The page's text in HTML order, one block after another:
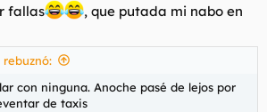
fallas
, que putada mi nabo en
rebuznó:
con ninguna. Anoche pasé de lejos por
de taxis